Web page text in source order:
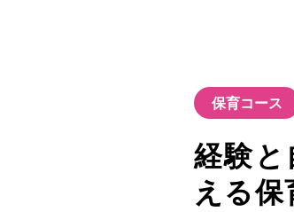
保育コース
経験
える